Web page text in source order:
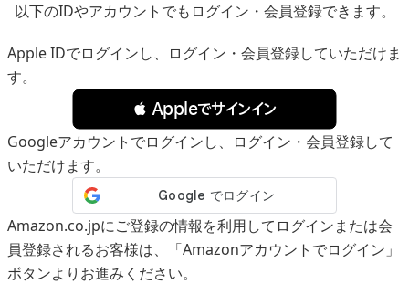
以下のIDやアカウントでもログイン・会員登録できます。
Apple IDでログインし、ログイン・会員登録していただけま
す。
 Appleでサインイン
Googleアカウントでログインし、ログイン・会員登録して
いただけます。
Amazon.co.jpにご登録の情報を利用してログインまたは会
員登録されるお客様は、「Amazonアカウントでログイン」
ボタンよりお進みください。